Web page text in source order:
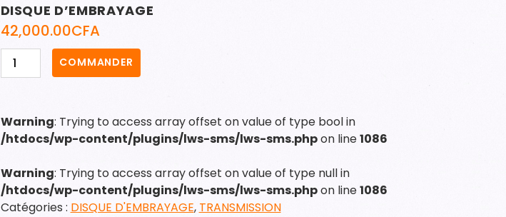
DISQUE D’EMBRAYAGE
42,000.00CFA
quantité
de
COMMANDER
Warning: Trying to access array offset on value of type bool in
/htdocs/wp-content/plugins/lws-sms/lws-sms.phpon line1086
Warning: Trying to access array offset on value of type null in
/htdocs/wp-content/plugins/lws-sms/lws-sms.phpon line1086
Catégories : DISQUE D'EMBRAYAGE, TRANSMISSION